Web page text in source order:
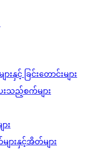
င့် ခြင်းတောင်းများ
းသည့်စက်များ
း
းနှင့်အိတ်များ